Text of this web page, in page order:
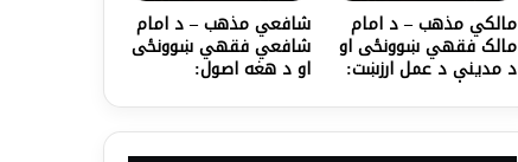
مالکي مذهب – د امام
مالک فقهي ښوونځی او
د مدینې د عمل ارزښت:
شافعي مذهب – د امام
شافعي فقهي ښوونځی
او د هغه اصول: